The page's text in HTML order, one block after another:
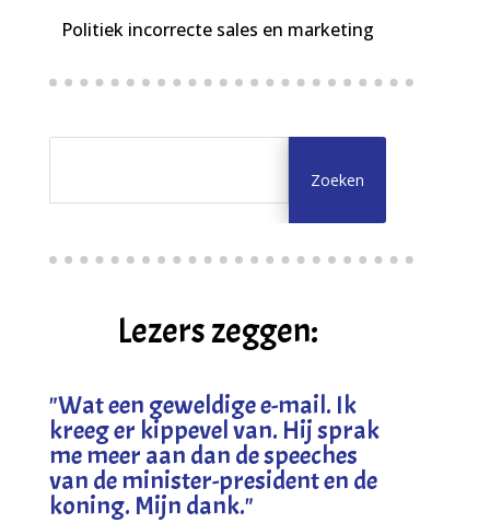
Politiek incorrecte sales en marketing
Lezers zeggen:
"Wat een geweldige e-mail. Ik
kreeg er kippevel van. Hij sprak
me meer aan dan de speeches
van de minister-president en de
koning. Mijn dank."